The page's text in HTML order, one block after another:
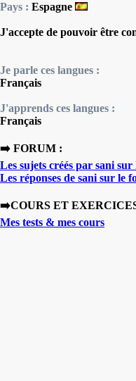
Pays : Espagne
J'accepte de pouvoir être
Je parle ces langues :
Français
J'apprends ces langues :
Français
➡️ FORUM :
Les sujets créés par sani
Les réponses de sani sur le
➡️COURS ET
Mes tests & mes cours